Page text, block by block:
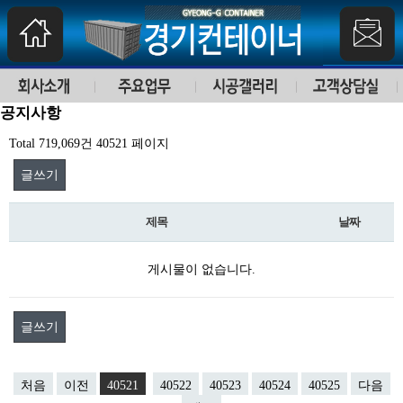
공지사항
Total 719,069건 40521 페이지
글쓰기
제목 날짜
게시물이 없습니다.
글쓰기
처음 이전 40521 40522 40523 40524 40525
다음